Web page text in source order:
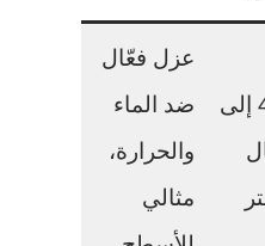
من 40 إلى
عزل فعّال
ضد الماء
والحرارة،
مثالي